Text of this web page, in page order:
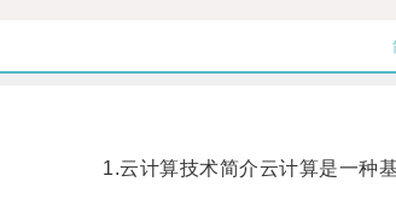
1.云计算技术简介云计算是一种基